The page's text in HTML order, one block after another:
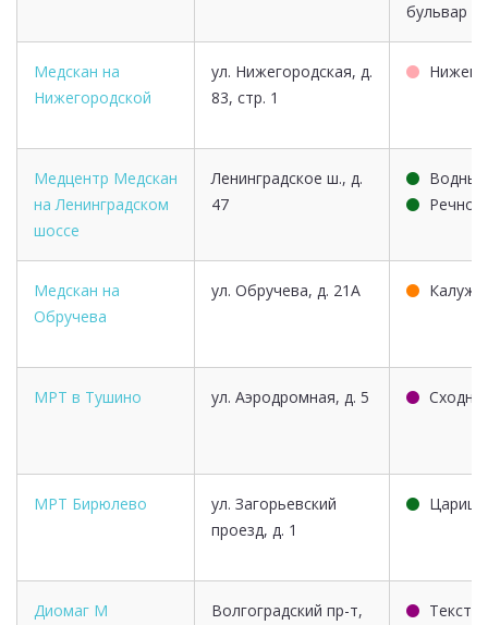
бульвар
Медскан на
Нижегородской
ул. Нижегородская, д.
83, стр. 1
Медцентр Медскан
на Ленинградском
шоссе
Ленинградское ш., д.
47
Речной
Медскан на
Обручева
ул. Обручева, д. 21А
МРТ в Тушино ул. Аэродромная, д. 5
МРТ Бирюлево
ул. Загорьевский
проезд, д. 1
Диомаг М
Волгоградский пр-т,